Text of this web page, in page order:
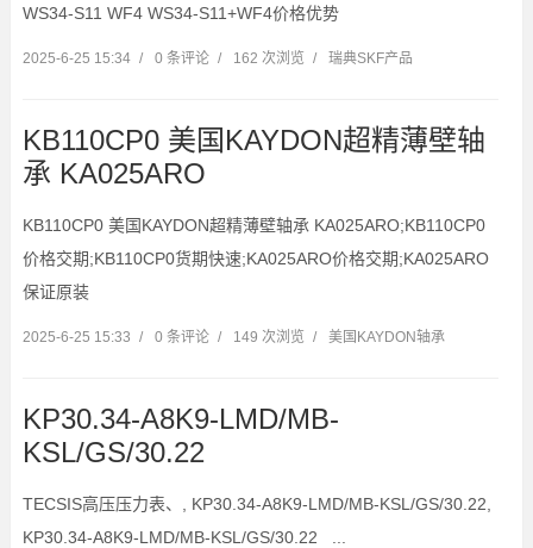
WS34-S11 WF4 WS34-S11+WF4价格优势
2025-6-25 15:34 / 0 条评论 / 162 次浏览 / 瑞典SKF产品
KB110CP0 美国KAYDON超精薄壁轴
承 KA025ARO
KB110CP0 美国KAYDON超精薄壁轴承 KA025ARO;KB110CP0
价格交期;KB110CP0货期快速;KA025ARO价格交期;KA025ARO
保证原装
2025-6-25 15:33 / 0 条评论 / 149 次浏览 / 美国KAYDON轴承
KP30.34-A8K9-LMD/MB-
KSL/GS/30.22
TECSIS高压压力表、, KP30.34-A8K9-LMD/MB-KSL/GS/30.22,
KP30.34-A8K9-LMD/MB-KSL/GS/30.22 ...